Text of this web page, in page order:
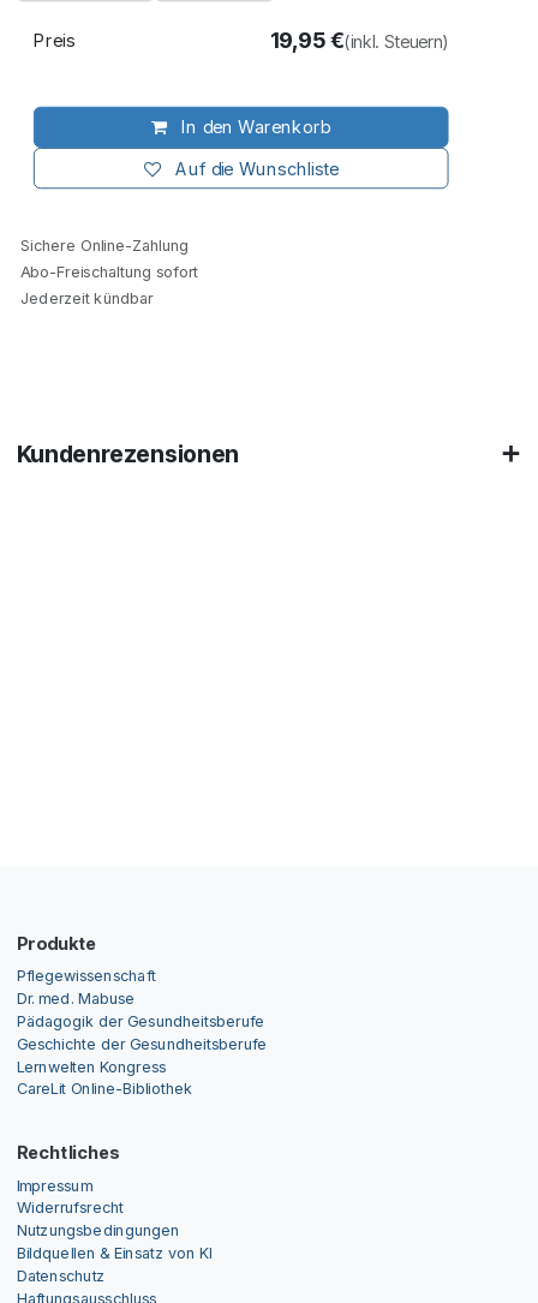
In den Warenkorb
Auf die Wunschliste
Preis 19,95€(inkl. Steuern)
Sichere Online-Zahlung
Abo-Freischaltung sofort
Jederzeit kündbar
Kundenrezensionen
Produkte
Pflegewissenschaft
Dr. med. Mabuse
Pädagogik der Gesundheitsberufe
Geschichte der Gesundheitsberufe
Lernwelten Kongress
CareLit Online-Bibliothek
Rechtliches
Impressum
Widerrufsrecht
Nutzungsbedingungen
Bildquellen & Einsatz von KI
Datenschutz
Haftungsausschluss